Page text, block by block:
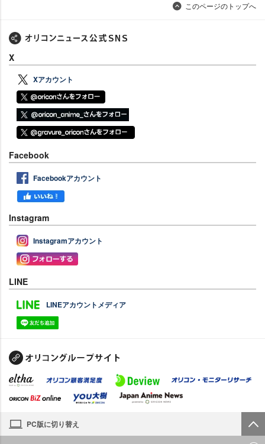
このページのトップへ
X
Xアカウント
Facebook
Facebookアカウント
Instagram
Instagramアカウント
LINE
LINEアカウントメディア
PC版に切り替え